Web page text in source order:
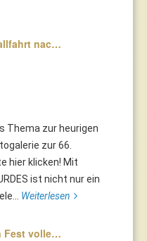
nac…
Thema zur heurigen
zur 66.
hier klicken! Mit
ist nicht nur ein
Weiterlesen
Fest volle…